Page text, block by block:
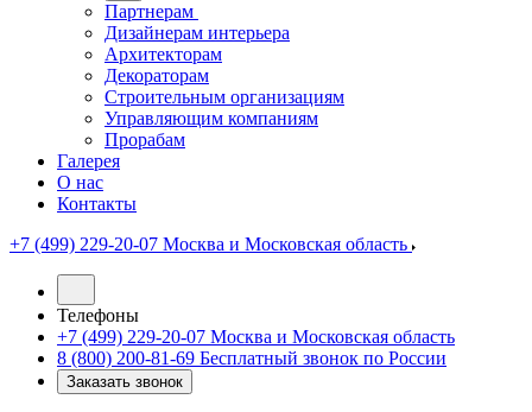
Партнерам
Дизайнерам интерьера
Архитекторам
Декораторам
Строительным организациям
Управляющим компаниям
Прорабам
Галерея
О нас
Контакты
+7 (499) 229-20-07 Москва и Московская область
Телефоны
+7 (499) 229-20-07 Москва и Московская область
8 (800) 200-81-69 Бесплатный звонок по России
Заказать звонок